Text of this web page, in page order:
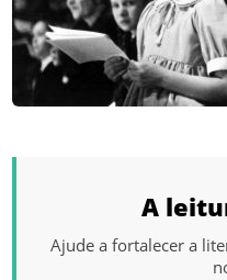
A
Ajude a fortalecer a